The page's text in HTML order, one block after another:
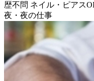
歴不問 ネイル・ピアス
夜・夜の仕事